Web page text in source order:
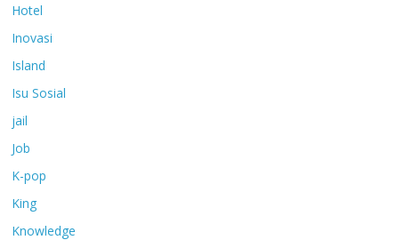
Hotel
Inovasi
Island
Isu Sosial
jail
Job
K-pop
King
Knowledge